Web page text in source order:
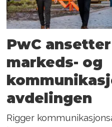
PwC
markeds- og
avdelingen
Rigger